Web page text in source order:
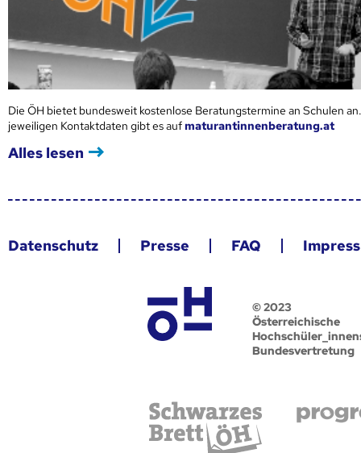
Die ÖH bietet bundesweit kostenlose Beratungstermine an Schulen
jeweiligen Kontaktdaten gibt es aufmaturantinnenberatung.at
Alles lesen
Datenschutz Presse FAQ
© 2023
Österreichische
Bundesvertretung